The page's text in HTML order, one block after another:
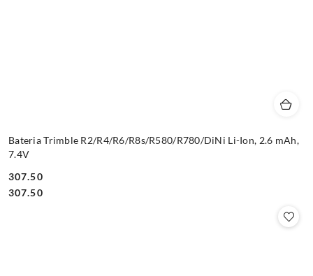
Bateria Trimble R2/R4/R6/R8s/R580/R780/DiNi Li-Ion, 2.6 mAh,
7.4V
Cena:
307.50
Cena:
307.50